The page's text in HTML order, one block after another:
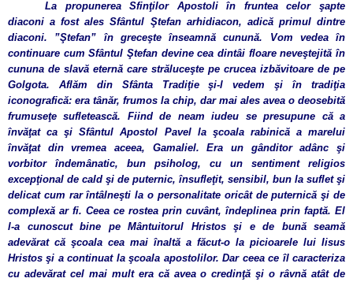
La propunerea Sfinţilor Apostoli în fruntea celor şapte
diaconi a fost ales Sfântul Ştefan arhidiacon, adică primul dintre
diaconi. ”Ştefan” în greceşte înseamnă cunună. Vom vedea în
continuare cum Sfântul Ştefan devine cea dintâi floare neveştejită în
cununa de slavă eternă care străluceşte pe crucea izbăvitoare de pe
Golgota. Aflăm din Sfânta Tradiţie şi-l vedem şi în tradiţia
iconografică: era tânăr, frumos la chip, dar mai ales avea o deosebită
frumuseţe sufletească. Fiind de neam iudeu se presupune că a
învăţat ca şi Sfântul Apostol Pavel la şcoala rabinică a marelui
învăţat din vremea aceea, Gamaliel. Era un gânditor adânc şi
vorbitor îndemânatic, bun psiholog, cu un sentiment religios
excepţional de cald şi de puternic, însufleţit, sensibil, bun la suflet şi
delicat cum rar întâlneşti la o personalitate oricât de puternică şi de
complexă ar fi. Ceea ce rostea prin cuvânt, îndeplinea prin faptă. El
l-a cunoscut bine pe Mântuitorul Hristos şi e de bună seamă
adevărat că şcoala cea mai înaltă a făcut-o la picioarele lui Iisus
Hristos şi a continuat la şcoala apostolilor. Dar ceea ce îl caracteriza
cu adevărat cel mai mult era că avea o credinţă şi o râvnă atât de